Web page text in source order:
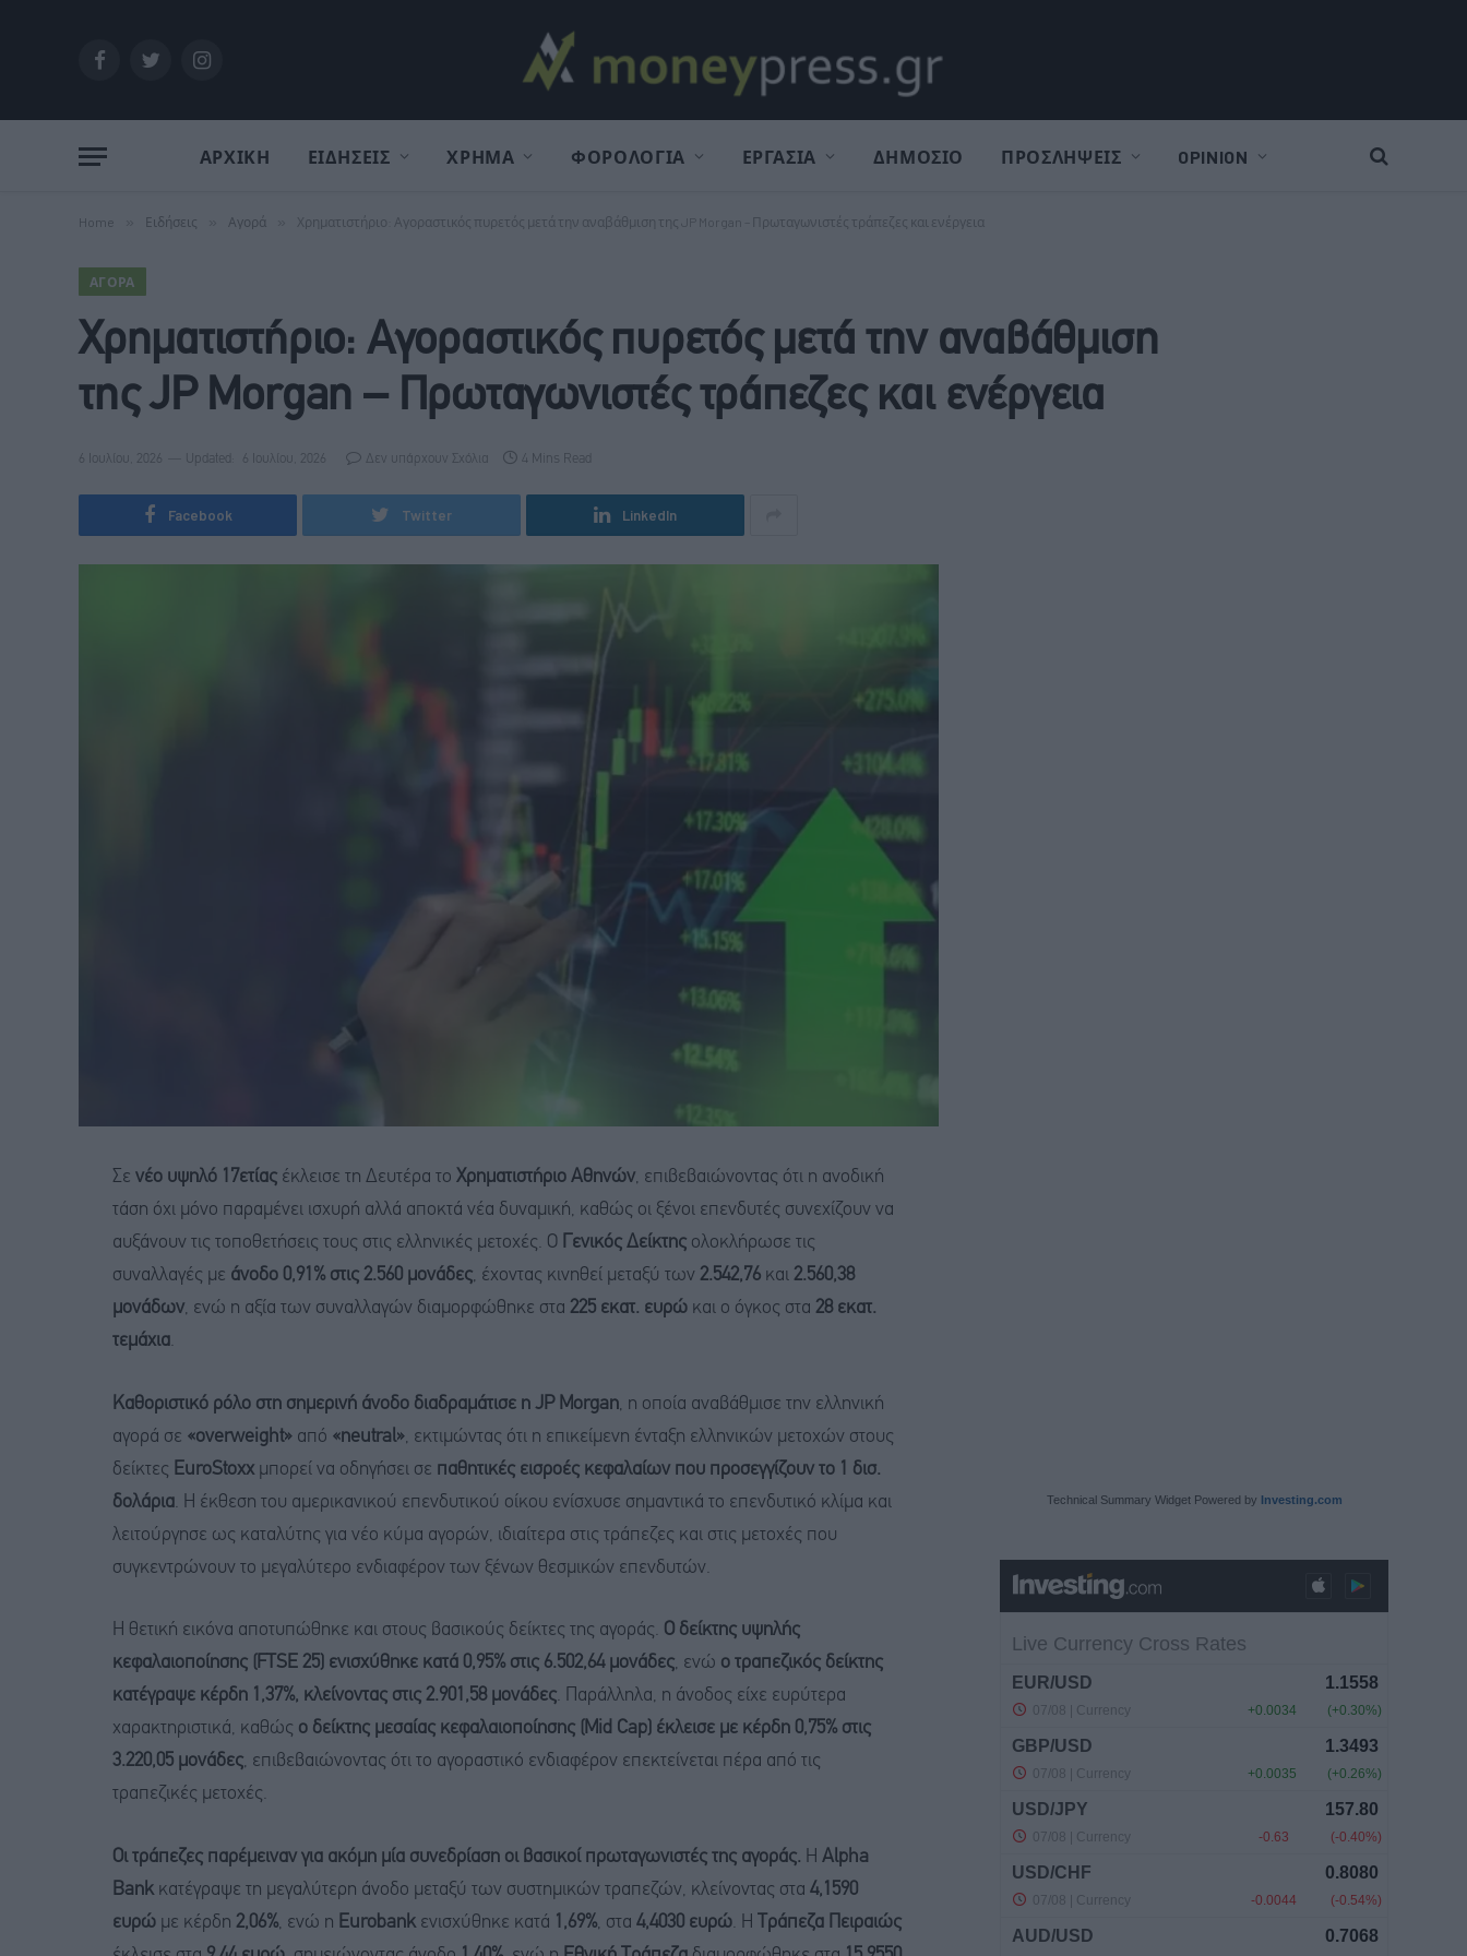
FacebookTwitterInstagram
ΑΡΧΙΚΗ ΕΙΔΗΣΕΙΣ ΧΡΗΜΑ ΦΟΡΟΛΟΓΙΑ ΕΡΓΑΣΙΑ ΔΗΜΟΣΙΟ ΠΡΟΣΛΗΨΕΙΣ OPINION
Home Ειδήσεις Αγορά Χρηματιστήριο: Αγοραστικός πυρετός μετά την αναβάθμιση της JP Morgan – Πρωταγωνιστές τράπεζες και ενέργεια
ΑΓΟΡΆ
Χρηματιστήριο: Αγοραστικός πυρετός μετά την αναβάθμιση
της JP Morgan – Πρωταγωνιστές τράπεζες και ενέργεια
6 Ιουλίου, 2026 Updated: 6 Ιουλίου, 2026 Δεν υπάρχουν Σχόλια 4 Mins Read
Facebook Twitter LinkedIn
Σε νέο υψηλό 17ετίας έκλεισε τη Δευτέρα το Χρηματιστήριο Αθηνών, επιβεβαιώνοντας ότι η ανοδική
τάση όχι μόνο παραμένει ισχυρή αλλά αποκτά νέα δυναμική, καθώς οι ξένοι επενδυτές συνεχίζουν να
αυξάνουν τις τοποθετήσεις τους στις ελληνικές μετοχές. Ο
Γενικός Δείκτης ολοκλήρωσε τις
συναλλαγές με άνοδο 0,91% στις 2.560 μονάδες, έχοντας κινηθεί μεταξύ των 2.542,76 και 2.560,38
μονάδων, ενώ η αξία των συναλλαγών διαμορφώθηκε στα 225 εκατ. ευρώ και ο όγκος στα 28 εκατ.
τεμάχια.
Καθοριστικό ρόλο στη σημερινή άνοδο διαδραμάτισε η JP Morgan, η οποία αναβάθμισε την ελληνική
αγορά σε «overweight» από «neutral», εκτιμώντας ότι η επικείμενη ένταξη ελληνικών μετοχών στους
δείκτες EuroStoxx μπορεί να οδηγήσει σε παθητικές εισροές κεφαλαίων που προσεγγίζουν το 1 δισ.
δολάρια. Η έκθεση του αμερικανικού επενδυτικού οίκου ενίσχυσε σημαντικά το επενδυτικό κλίμα και
λειτούργησε ως καταλύτης για νέο κύμα αγορών, ιδιαίτερα στις τράπεζες και στις μετοχές που
συγκεντρώνουν το μεγαλύτερο ενδιαφέρον των ξένων θεσμικών επενδυτών.
Η θετική εικόνα αποτυπώθηκε και στους βασικούς δείκτες της αγοράς. Ο δείκτης υψηλής
κεφαλαιοποίησης (FTSE 25) ενισχύθηκε κατά 0,95% στις 6.502,64 μονάδες, ενώ ο τραπεζικός δείκτης
κατέγραψε κέρδη 1,37%, κλείνοντας στις 2.901,58 μονάδες. Παράλληλα, η άνοδος είχε ευρύτερα
χαρακτηριστικά, καθώς ο δείκτης μεσαίας κεφαλαιοποίησης (Mid Cap) έκλεισε με κέρδη 0,75% στις
3.220,05 μονάδες, επιβεβαιώνοντας ότι το αγοραστικό ενδιαφέρον επεκτείνεται πέρα από τις
τραπεζικές μετοχές.
Οι τράπεζες παρέμειναν για ακόμη μία συνεδρίαση οι βασικοί πρωταγωνιστές της αγοράς. Η Alpha
Bankκατέγραψε τη μεγαλύτερη άνοδο μεταξύ των συστημικών τραπεζών, κλείνοντας στα 4,1590
ευρώ με κέρδη 2,06%, ενώ η Eurobankενισχύθηκε κατά 1,69%, στα 4,4030 ευρώ. Η
Τράπεζα Πειραιώς
Technical Summary Widget Powered by Investing.com